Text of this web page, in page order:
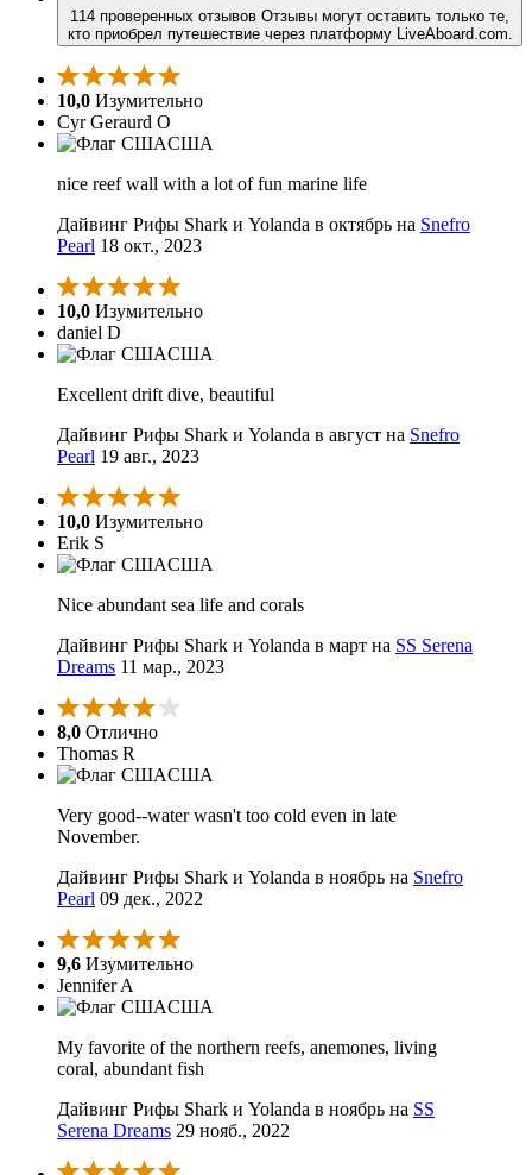
114 проверенных отзывов Отзывы могут оставить только те,
кто приобрел путешествие через платформу LiveAboard.com.
10,0 Изумительно
Cyr Geraurd O
США
nice reef wall with a lot of fun marine life
Дайвинг Рифы Shark и Yolanda в октябрь на Snefro
Pearl 18 окт., 2023
10,0 Изумительно
daniel D
США
Excellent drift dive, beautiful
Дайвинг Рифы Shark и Yolanda в август на Snefro
Pearl 19 авг., 2023
10,0 Изумительно
Erik S
США
Nice abundant sea life and corals
Дайвинг Рифы Shark и Yolanda в март на SS Serena
Dreams 11 мар., 2023
8,0 Отлично
Thomas R
США
Very good--water wasn't too cold even in late
November.
Дайвинг Рифы Shark и Yolanda в ноябрь на Snefro
Pearl 09 дек., 2022
9,6 Изумительно
Jennifer A
США
My favorite of the northern reefs, anemones, living
coral, abundant fish
Дайвинг Рифы Shark и Yolanda в ноябрь на SS
Serena Dreams 29 нояб., 2022